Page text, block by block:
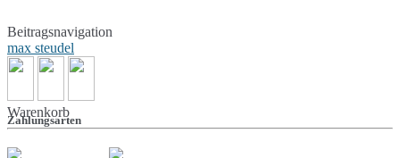
Beitragsnavigation
max steudel
Warenkorb
Zahlungsarten